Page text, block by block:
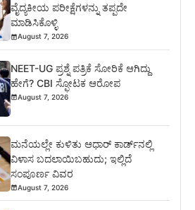
ವೈದ್ಯಕೀಯ ಪರೀಕ್ಷೆಗಳನ್ನು ತಪ್ಪದೇ
ಮಾಡಿಸಿಕೊಳ್ಳಿ
August 7, 2026
NEET-UG ಪ್ರಶ್ನೆ ಪತ್ರಿಕೆ ಸೋರಿಕೆ ಆಗಿದ್ದು
ಹೇಗೆ? CBI ಸ್ಫೋಟಕ ಆರೋಪ
August 7, 2026
ಮನೆಯಲ್ಲೇ ಕುಳಿತು ಆಧಾರ್ ಕಾರ್ಡ್‌ನಲ್ಲಿ
ವಿಳಾಸ ಬದಲಾಯಿಬಹುದು; ಇಲ್ಲಿದೆ
ಸಂಪೂರ್ಣ ವಿವರ
August 7, 2026